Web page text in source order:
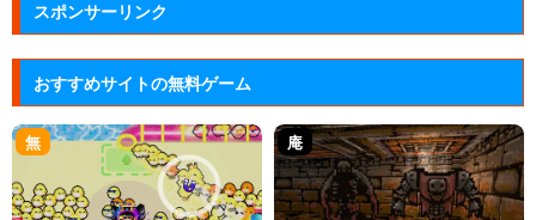
スポンサーリンク
おすすめサイトの無料ゲーム
無 庵